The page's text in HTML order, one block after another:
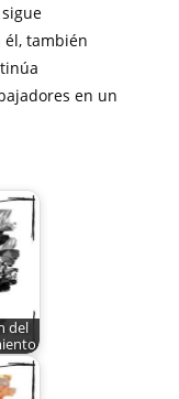
también
en un
del